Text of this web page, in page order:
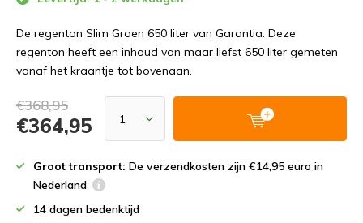
De regenton Slim Groen 650 liter van Garantia. Deze
regenton heeft een inhoud van maar liefst 650 liter gemeten
vanaf het kraantje tot bovenaan.
€368,95
€364,95
Groot transport: De verzendkosten zijn €14,95 euro in
Nederland
14 dagen bedenktijd